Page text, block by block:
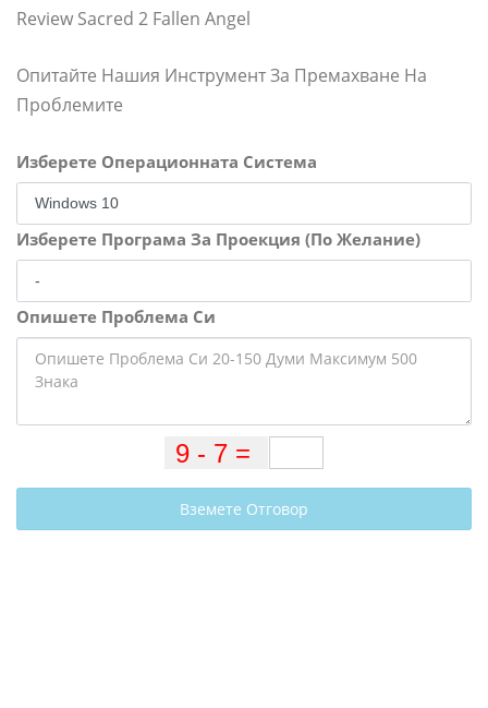
Review Sacred 2 Fallen Angel
Опитайте Нашия Инструмент За Премахване На
Проблемите
Изберете Операционната Система
Изберете Програма За Проекция (По Желание)
Опишете Проблема Си
Вземете Отговор